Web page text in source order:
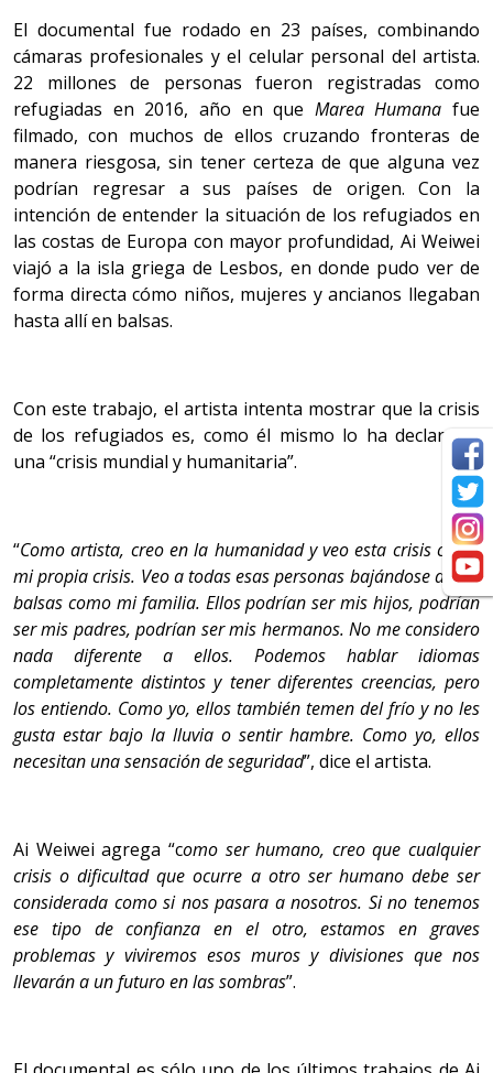
El documental fue rodado en 23 países, combinando
cámaras profesionales y el celular personal del artista.
22 millones de personas fueron registradas como
refugiadas en 2016, año en que Marea Humana fue
filmado, con muchos de ellos cruzando fronteras de
manera riesgosa, sin tener certeza de que alguna vez
podrían regresar a sus países de origen. Con la
intención de entender la situación de los refugiados en
las costas de Europa con mayor profundidad, Ai Weiwei
viajó a la isla griega de Lesbos, en donde pudo ver de
forma directa cómo niños, mujeres y ancianos llegaban
hasta allí en balsas.
Con este trabajo, el artista intenta mostrar que la crisis
de los refugiados es, como él mismo lo ha declarado,
una “crisis mundial y humanitaria”.
“Como artista, creo en la humanidad y veo esta crisis como
mi propia crisis. Veo a todas esas personas bajándose de las
balsas como mi familia. Ellos podrían ser mis hijos, podrían
ser mis padres, podrían ser mis hermanos. No me considero
nada diferente a ellos. Podemos hablar idiomas
completamente distintos y tener diferentes creencias, pero
los entiendo. Como yo, ellos también temen del frío y no les
gusta estar bajo la lluvia o sentir hambre. Como yo, ellos
necesitan una sensación de seguridad”, dice el artista.
Ai Weiwei agrega “como ser humano, creo que cualquier
crisis o dificultad que ocurre a otro ser humano debe ser
considerada como si nos pasara a nosotros. Si no tenemos
ese tipo de confianza en el otro, estamos en graves
problemas y viviremos esos muros y divisiones que nos
llevarán a un futuro en las sombras”.